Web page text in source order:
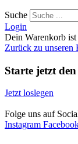
Suche
Login
Dein Warenkorb
Zurück zu unseren
Starte jetzt
Jetzt loslegen
Folge uns auf
Instagram